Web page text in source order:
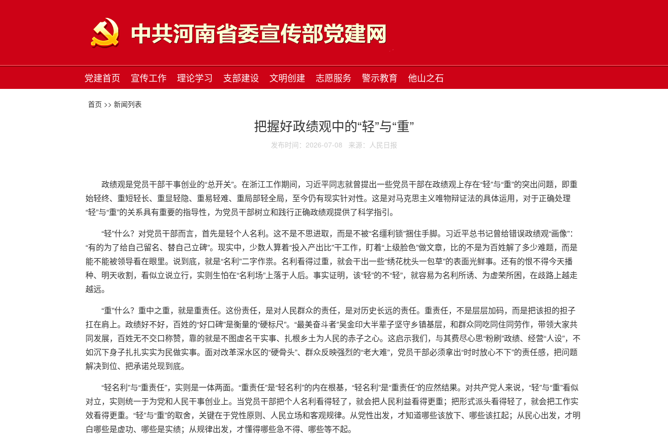
党建首页 宣传工作 理论学习 支部建设 文明创建 志愿服务 警示教育 他山之石
首页 >> 新闻列表
把握好政绩观中的“轻”与“重”
发布时间：2026-07-08 来源：人民日报
政绩观是党员干部干事创业的“总开关”。在浙江工作期间，习近平同志就曾提出一些党员干部在政绩观上存在“轻”与“重”的突出问题，即重
始轻终、重短轻长、重显轻隐、重易轻难、重局部轻全局，至今仍有现实针对性。这是对马克思主义唯物辩证法的具体运用，对于正确处理
“轻”与“重”的关系具有重要的指导性，为党员干部树立和践行正确政绩观提供了科学指引。
“轻”什么？对党员干部而言，首先是轻个人名利。这不是不思进取，而是不被“名缰利锁”捆住手脚。习近平总书记曾给错误政绩观“画像”：
“有的为了给自己留名、替自己立碑”。现实中，少数人算着“投入产出比”干工作，盯着“上级脸色”做文章，比的不是为百姓解了多少难题，而是
能不能被领导看在眼里。说到底，就是“名利”二字作祟。名利看得过重，就会干出一些“绣花枕头一包草”的表面光鲜事。还有的恨不得今天播
种、明天收割，看似立说立行，实则生怕在“名利场”上落于人后。事实证明，该“轻”的不“轻”，就容易为名利所诱、为虚荣所困，在歧路上越走
越远。
“重”什么？重中之重，就是重责任。这份责任，是对人民群众的责任，是对历史长远的责任。重责任，不是层层加码，而是把该担的担子
扛在肩上。政绩好不好，百姓的“好口碑”是衡量的“硬标尺”。“最美奋斗者”吴金印大半辈子坚守乡镇基层，和群众同吃同住同劳作，带领大家共
同发展，百姓无不交口称赞，靠的就是不图虚名干实事、扎根乡土为人民的赤子之心。这启示我们，与其费尽心思“粉刷”政绩、经营“人设”，不
如沉下身子扎扎实实为民做实事。面对改革深水区的“硬骨头”、群众反映强烈的“老大难”，党员干部必须拿出“时时放心不下”的责任感，把问题
解决到位、把承诺兑现到底。
“轻名利”与“重责任”，实则是一体两面。“重责任”是“轻名利”的内在根基，“轻名利”是“重责任”的应然结果。对共产党人来说，“轻”与“重”看似
对立，实则统一于为党和人民干事创业上。当党员干部把个人名利看得轻了，就会把人民利益看得更重；把形式派头看得轻了，就会把工作实
效看得更重。“轻”与“重”的取舍，关键在于党性原则、人民立场和客观规律。从党性出发，才知道哪些该放下、哪些该扛起；从民心出发，才明
白哪些是虚功、哪些是实绩；从规律出发，才懂得哪些急不得、哪些等不起。